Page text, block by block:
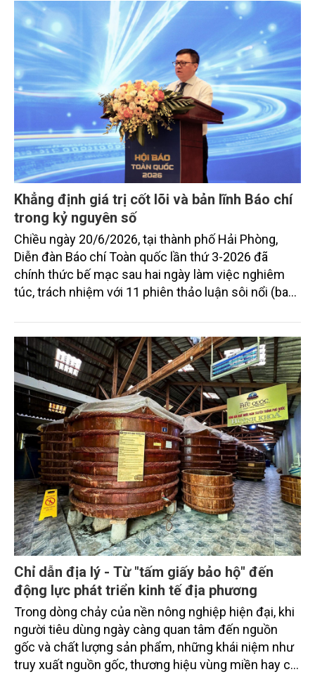
gửi những lời chúc mừng tốt đẹp nhất tới Ban Lãnh
đạo cùng tập thể cán bộ, phóng viên, biên tập viên
và người lao động Tạp chí Nông nghiệp và Môi
trường.
Khẳng định giá trị cốt lõi và bản lĩnh Báo chí
trong kỷ nguyên số
Chiều ngày 20/6/2026, tại thành phố Hải Phòng,
Diễn đàn Báo chí Toàn quốc lần thứ 3-2026 đã
chính thức bế mạc sau hai ngày làm việc nghiêm
túc, trách nhiệm với 11 phiên thảo luận sôi nổi (bao
chuyên sâu). Diễn đàn đã thu hút sự tham gia của
gần 70 diễn giả là lãnh đạo các cơ quan báo chí, các
chuyên gia, nhà báo tên tuổi cùng đông đảo khách
mời.
Chỉ dẫn địa lý - Từ "tấm giấy bảo hộ" đến
động lực phát triển kinh tế địa phương
Trong dòng chảy của nền nông nghiệp hiện đại, khi
người tiêu dùng ngày càng quan tâm đến nguồn
gốc và chất lượng sản phẩm, những khái niệm như
truy xuất nguồn gốc, thương hiệu vùng miền hay chỉ